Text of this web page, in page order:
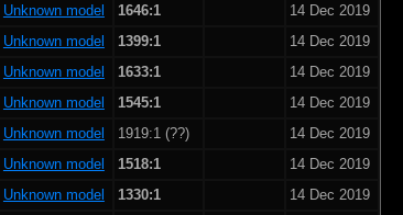
Unknown model
1646:1
14 Dec 2019
Unknown model
1399:1
14 Dec 2019
Unknown model
1633:1
14 Dec 2019
Unknown model
1545:1
14 Dec 2019
Unknown model
1919:1 (??)
14 Dec 2019
Unknown model
1518:1
14 Dec 2019
Unknown model
1330:1
14 Dec 2019